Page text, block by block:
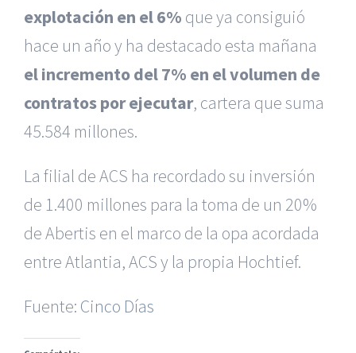
explotación en el 6% que ya consiguió
hace un año y ha destacado esta mañana
el incremento del 7% en el volumen de
contratos por ejecutar, cartera que suma
45.584 millones.
La filial de ACS ha recordado su inversión
de 1.400 millones para la toma de un 20%
de Abertis en el marco de la opa acordada
entre Atlantia, ACS y la propia Hochtief.
Fuente: Cinco Días
|Reclamación de Accidentes en Alicante| Reclamación
de Accidentes en Madrid |BGD Abogados Madrid|GM
|Formación para Abogados